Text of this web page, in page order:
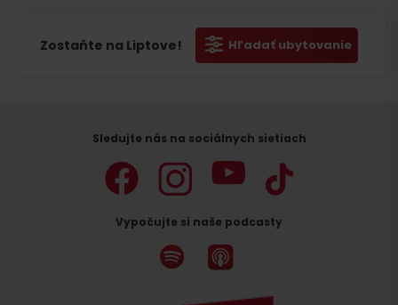
Zostaňte na Liptove! Hľadať ubytovanie
Sledujte nás na sociálnych sietiach
Vypočujte si naše podcasty